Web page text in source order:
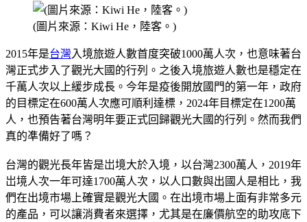
(圖片來源：Kiwi He，陸客。)
2015年是台灣 入境旅遊人數首度突破1000萬人次，也意味著台
灣正式步入了觀光大國的行列。之後入境旅遊人數也是穩定在
千萬人次以上緩步成長。今年是疫後開放國門的第一年，政府
的目標定在600萬人次應可順利達標，2024年目標定在1200萬
人，也預告著台灣明年要正式回歸觀光大國的行列。然而我們
真的凖備好了嗎？
台灣的觀光長年皆是岀境大於入境，以台灣2300萬人，2019年
岀境人次一年可達1700萬人次，以人口數與出國人是相比，我
們在出境市場上確實是觀光大國。在出境市場上面有非常多元
的產品，可以讓消費者來選擇，尤其是在廉價航空的助攻底下